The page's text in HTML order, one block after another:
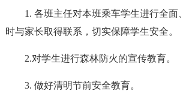
1. 各班主任对本班乘车学生进行全面
时与家长取得联系，切实保障学生安全。
2.对学生进行森林防火的宣传教育。
3. 做好清明节前安全教育。